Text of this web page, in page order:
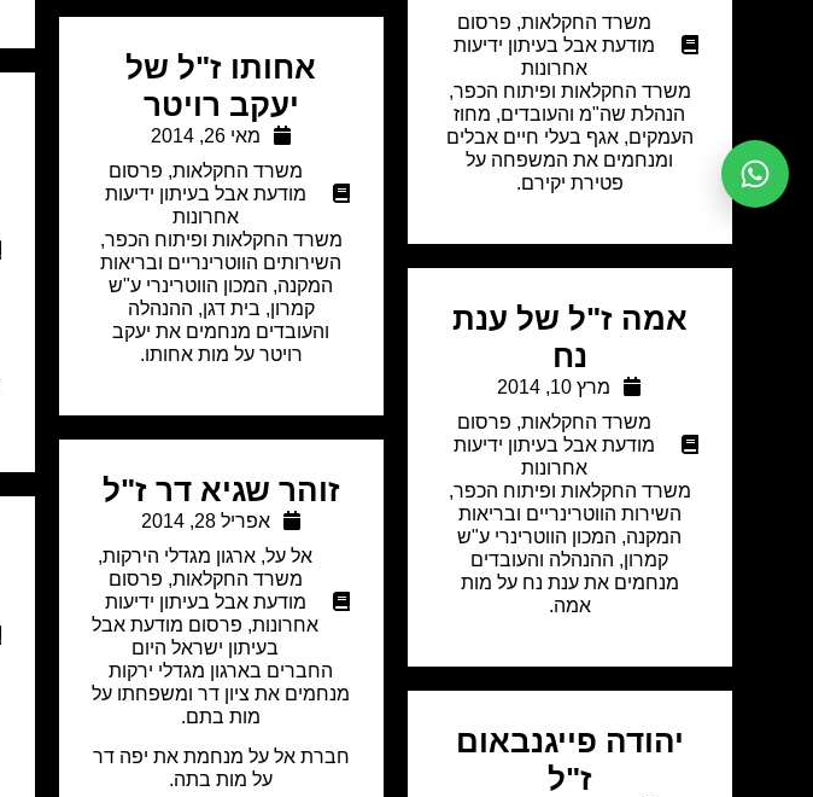
אחותו ז"ל של
יעקב רויטר
מאי 26, 2014
משרד החקלאות, פרסום
מודעת אבל בעיתון ידיעות
אחרונות
משרד החקלאות ופיתוח הכפר,
השירותים הווטרינריים ובריאות
המקנה, המכון הווטרינרי ע"ש
קמרון, בית דגן, ההנהלה
והעובדים מנחמים את יעקב
רויטר על מות אחותו.
משרד החקלאות, פרסום
מודעת אבל בעיתון ידיעות
אחרונות
משרד החקלאות ופיתוח הכפר,
הנהלת שה"מ והעובדים, מחוז
העמקים, אגף בעלי חיים אבלים
ומנחמים את המשפחה על
פטירת יקירם.
זוהר שגיא דר ז"ל
אפריל 28, 2014
אל על, ארגון מגדלי הירקות,
משרד החקלאות, פרסום
מודעת אבל בעיתון ידיעות
אחרונות, פרסום מודעת אבל
בעיתון ישראל היום
החברים בארגון מגדלי ירקות
מנחמים את ציון דר ומשפחתו על
מות בתם.
חברת אל על מנחמת את יפה דר
על מות בתה.
אמה ז"ל של ענת
נח
מרץ 10, 2014
משרד החקלאות, פרסום
מודעת אבל בעיתון ידיעות
אחרונות
משרד החקלאות ופיתוח הכפר,
השירות הווטרינריים ובריאות
המקנה, המכון הווטרינרי ע"ש
קמרון, ההנהלה והעובדים
מנחמים את ענת נח על מות
אמה.
יהודה פייגנבאום
ז"ל